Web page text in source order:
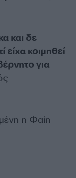
και δε
κοιμηθεί
για
η Φαίη